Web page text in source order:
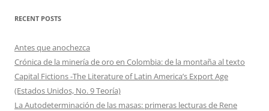
RECENT POSTS
Antes que anochezca
Crónica de la minería de oro en Colombia: de la montaña al texto
Capital Fictions -The Literature of Latin America’s Export Age
(Estados Unidos, No. 9 Teoría)
La Autodeterminación de las masas: primeras lecturas de Rene